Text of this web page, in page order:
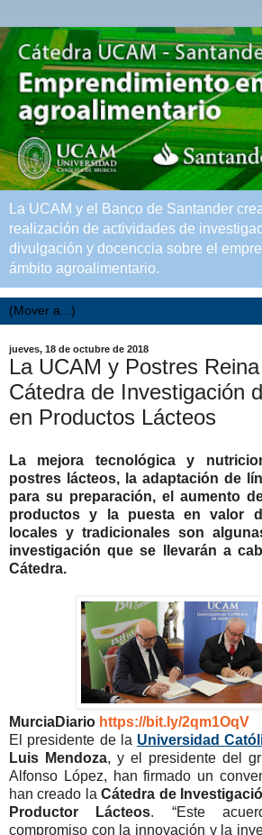
La UCAM y el Banco de Santander
realización de actividades de
divulgación y docenccia sobre el
ámbito agroalimentario.
jueves, 18 de octubre de 2018
La UCAM y Postres
Cátedra de Investigación
en Productos Lácteos
La mejora tecnológica y
postres lácteos, la adaptación de
para su preparación, el aumento
productos y la puesta en valor
locales y tradicionales son
investigación que se llevarán a
Cátedra.
MurciaDiario https://bit.ly/2qm1OqV
El presidente de la Universidad
Luis Mendoza, y el presidente del
Alfonso López, han firmado un
han creado laCátedra de
Productor Lácteos. “Este
compromiso con la innovación y la